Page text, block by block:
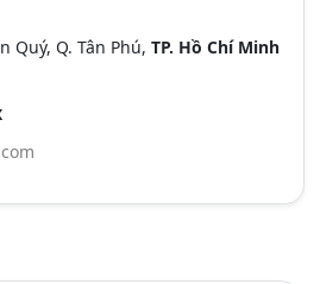
Quý, Q. Tân Phú,TP. Hồ Chí Minh